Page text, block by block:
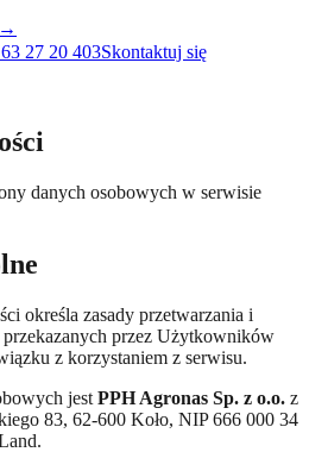
→
27 20 403Skontaktuj się
danych osobowych w serwisie
określa zasady przetwarzania i
przez Użytkowników
z korzystaniem z serwisu.
jest PPH Agronas Sp. z o.o. z
83, 62-600 Koło, NIP 666 000 34